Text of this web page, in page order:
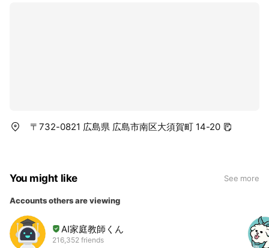
〒732-0821 広島県 広島市南区大須賀町 14-20
You might like See more
Accounts others are viewing
AI家庭教師くん
216,352 friends